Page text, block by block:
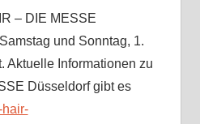
– DIE MESSE
und Sonntag, 1.
Aktuelle Informationen zu
Düsseldorf gibt es